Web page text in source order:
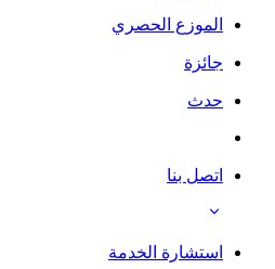
الموزع الحصري
جائزة
حدث
اتصل بنا
استشارة الخدمة